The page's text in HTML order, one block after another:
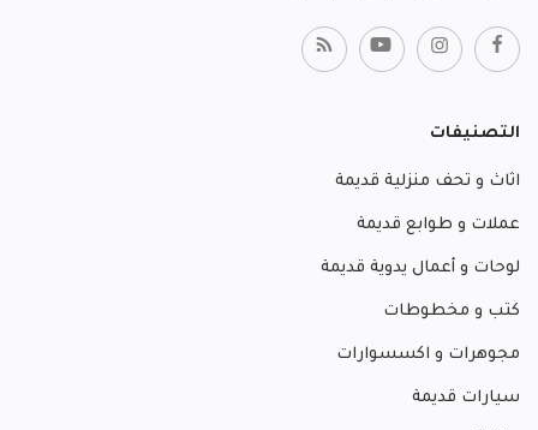
التصنيفات
اثاث و تحف منزلية قديمة
عملات و طوابع قديمة
لوحات و أعمال يدوية قديمة
كتب و مخطوطات
مجوهرات و اكسسوارات
سيارات قديمة